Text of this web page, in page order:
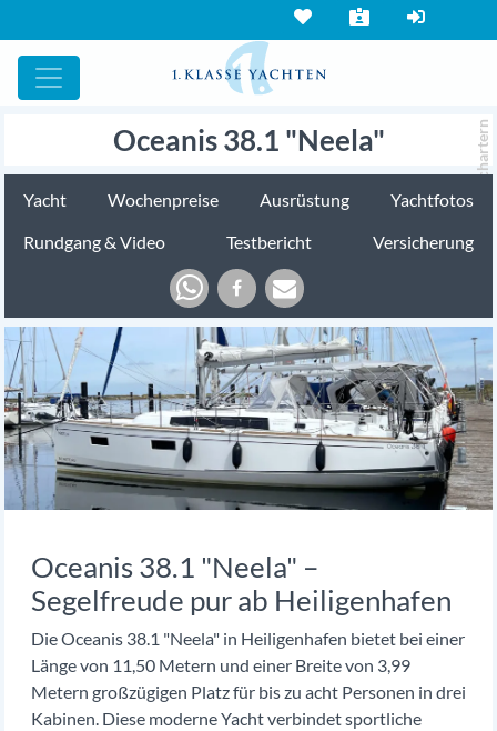
Oceanis 38.1 "Neela" chartern
Yacht Wochenpreise Ausrüstung
Yachtfotos
Rundgang & Video
Testbericht Versicherung
Oceanis 38.1 "Neela" –
Segelfreude pur ab Heiligenhafen
Die Oceanis 38.1 "Neela" in Heiligenhafen bietet bei einer
Länge von 11,50 Metern und einer Breite von 3,99
Metern großzügigen Platz für bis zu acht Personen in drei
Kabinen. Diese moderne Yacht verbindet sportliche